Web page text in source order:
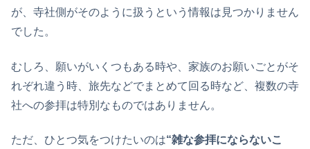
が、寺社側がそのように扱うという情報は見つかりません
でした。
むしろ、願いがいくつもある時や、家族のお願いごとがそ
れぞれ違う時、旅先などでまとめて回る時など、複数の寺
社への参拝は特別なものではありません。
ただ、ひとつ気をつけたいのは“雑な参拝にならないこ